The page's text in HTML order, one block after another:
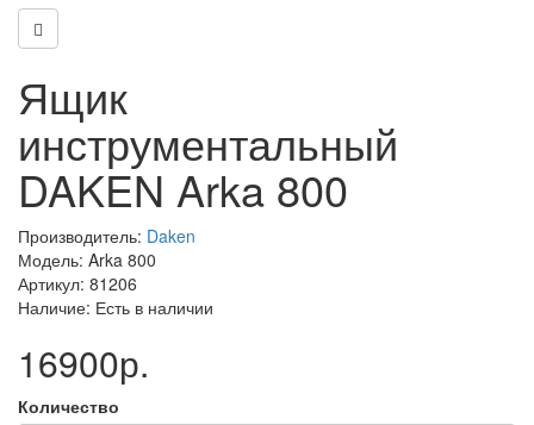
Ящик
инструментальный
DAKEN Arka 800
Производитель: Daken
Модель: Arka 800
Артикул: 81206
Наличие: Есть в наличии
16900р.
Количество